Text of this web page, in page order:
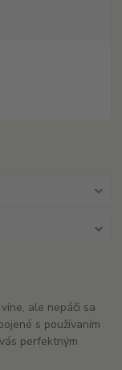
ale nepáči sa
s používaním
perfektným